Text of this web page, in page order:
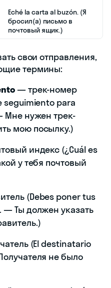
Eché la carta al buzón. (Я
бросил(а) письмо в
почтовый ящик.)
свои отправления,
термины:
— трек-номер
seguimiento para
Мне нужен трек-
мою посылку.)
индекс (¿Cuál es
у тебя почтовый
(Debes poner tus
Ты должен указать
(El destinatario
не было